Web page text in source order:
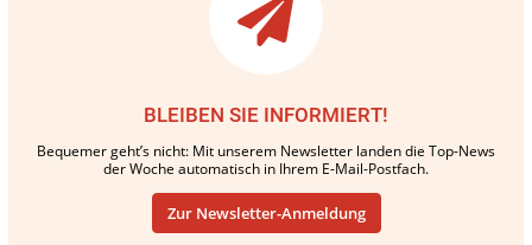
BLEIBEN SIE INFORMIERT!
Bequemer geht’s nicht: Mit unserem Newsletter landen die Top-News
der Woche automatisch in Ihrem E-Mail-Postfach.
Zur Newsletter-Anmeldung